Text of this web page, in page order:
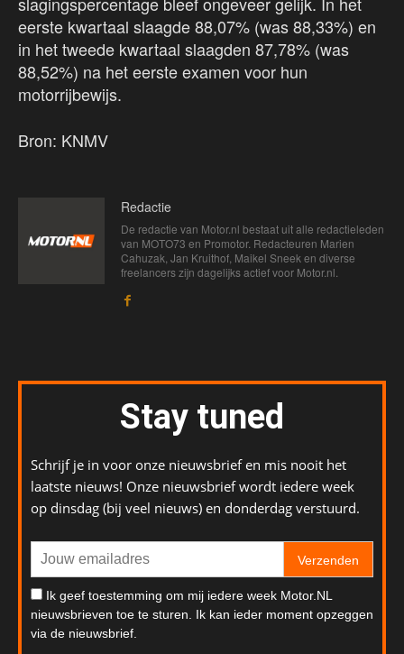
eerste kwartaal slaagde 88,07% (was 88,33%) en
in het tweede kwartaal slaagden 87,78% (was
88,52%) na het eerste examen voor hun
motorrijbewijs.
Bron: KNMV
Redactie
De redactie van Motor.nl bestaat uit alle redactieleden
van MOTO73 en Promotor. Redacteuren Marien
Cahuzak, Jan Kruithof, Maikel Sneek en diverse
freelancers zijn dagelijks actief voor Motor.nl.
Stay tuned
Schrijf je in voor onze nieuwsbrief en mis nooit het
laatste nieuws! Onze nieuwsbrief wordt iedere week
op dinsdag (bij veel nieuws) en donderdag verstuurd.
Verzenden
Ik geef toestemming om mij iedere week Motor.NL
nieuwsbrieven toe te sturen. Ik kan ieder moment opzeggen
via de nieuwsbrief.